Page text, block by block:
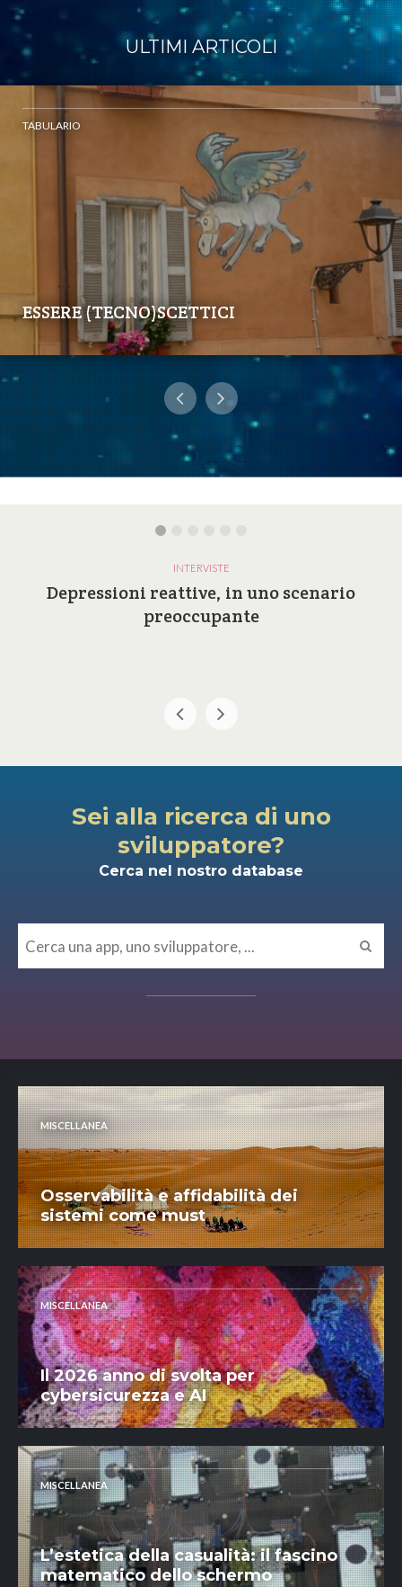
ULTIMI ARTICOLI
TABULARIO
ESSERE (TECNO)SCETTICI
INTERVISTE
Depressioni reattive, in uno scenario
preoccupante
Sei alla ricerca di uno
sviluppatore?
Cerca nel nostro database
MISCELLANEA
Osservabilità e affidabilità dei
sistemi come must
MISCELLANEA
Il 2026 anno di svolta per
cybersicurezza e AI
MISCELLANEA
L’estetica della casualità: il fascino
matematico dello schermo